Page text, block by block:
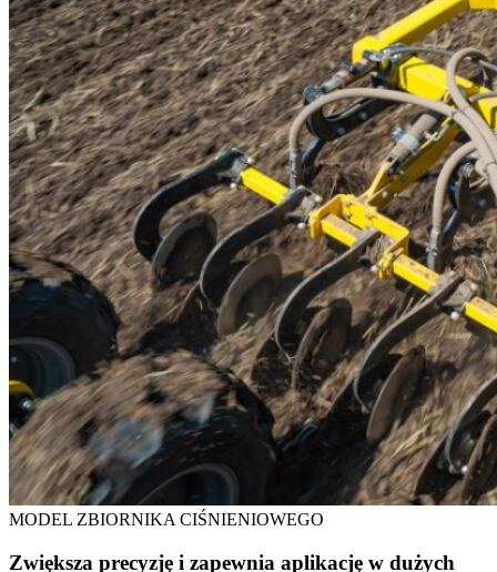
MODEL ZBIORNIKA CIŚNIENIOWEGO
Zwiększa precyzję i zapewnia aplikację w dużych